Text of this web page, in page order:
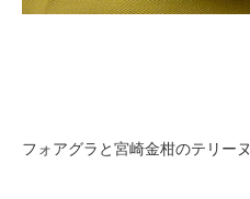
フォアグラと宮崎金柑のテリーヌ